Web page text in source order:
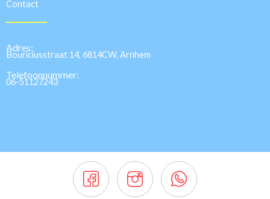
Contact
Adres:
Bouriciusstraat 14, 6814CW, Arnhem
Telefoonnummer:
06-51127243